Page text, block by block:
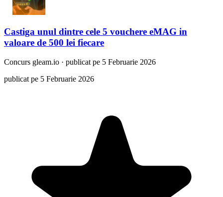
Castiga unul dintre cele 5 vouchere eMAG in
valoare de 500 lei fiecare
Concurs gleam.io · publicat pe 5 Februarie 2026
publicat pe 5 Februarie 2026